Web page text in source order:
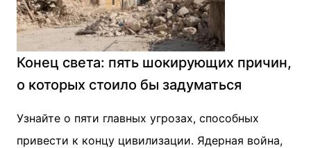
Конец света: пять шокирующих причин,
о которых стоило бы задуматься
Узнайте о пяти главных угрозах, способных
привести к концу цивилизации. Ядерная война,